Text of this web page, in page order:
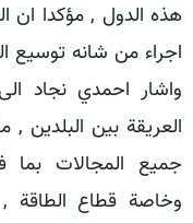
هذه الدول , مؤكدا ان
اجراء من شانه توسيع
واشار احمدي نجاد الى
العريقة بين البلدين ,
جميع المجالات بما
وخاصة قطاع